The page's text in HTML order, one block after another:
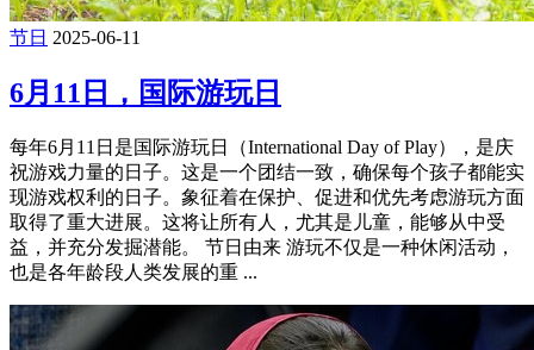
节日 2025-06-11
6月11日，国际游玩日
每年6月11日是国际游玩日（International Day of Play），是庆
祝游戏力量的日子。这是一个团结一致，确保每个孩子都能实
现游戏权利的日子。象征着在保护、促进和优先考虑游玩方面
取得了重大进展。这将让所有人，尤其是儿童，能够从中受
益，并充分发掘潜能。 节日由来 游玩不仅是一种休闲活动，
也是各年龄段人类发展的重 ...